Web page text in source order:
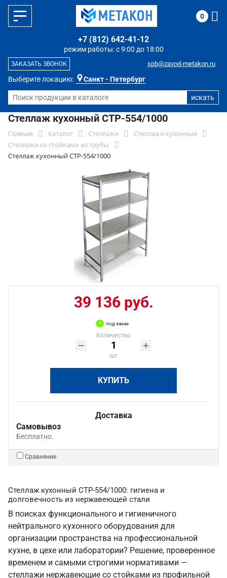
Выберите локацию: Санкт - Петербург
режим работы: с 9:00 до 18:00
+7 (812) 642-41-12
spb@zavod-metakon.ru
ЗАКАЗАТЬ ЗВОНОК
0
Стеллаж кухонный СТР-554/1000
Главная Каталог Стеллажи
Стеллажи кухонные
Стеллажи со стойками из трубы
Стеллаж кухонный СТР-554/1000
39 136 руб.
под заказ
Количество
шт
КУПИТЬ
Доставка
Самовывоз
Бесплатно.
Сравнение
Стеллаж кухонный СТР-554/1000: гигиена и
долговечность из нержавеющей стали
В поисках функционального и гигиеничного
нейтрального кухонного оборудования для
организации пространства на профессиональной
кухне, в цехе или лаборатории? Решение, проверенное
временем и самыми строгими нормативами —
стеллажи нержавеющие со стойками из профильной